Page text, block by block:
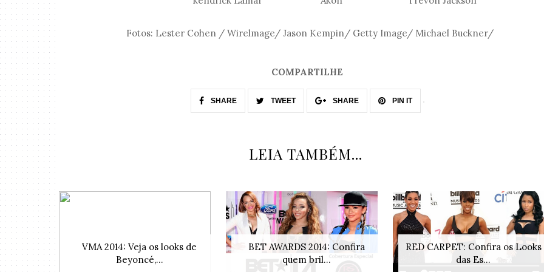
Fotos: Lester Cohen / Wirelmage/ Jason Kempin/ Getty Image/ Michael Buckner/
COMPARTILHE
SHARE TWEET SHARE PIN IT
LEIA TAMBÉM...
VMA 2014: Veja os looks de
Beyoncé,...
BET AWARDS 2014: Confira
quem bril...
RED CARPET: Confira os Looks
das Es...